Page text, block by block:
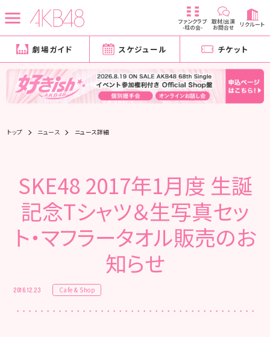
ファンクラブ
-柱の会-
取材/出演
お問合せ リクルート
劇場ガイド スケジュール チケット
トップ ニュース ニュース詳細
SKE48 2017年1月度 生誕
記念Tシャツ＆生写真セッ
ト・マフラータオル販売のお
知らせ
2016.12.23 Cafe & Shop